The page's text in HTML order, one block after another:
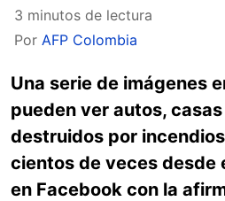
3 minutos de lectura
Por AFP Colombia
Una serie de imágenes
pueden ver autos,
destruidos por
cientos de veces desde
en Facebook con la